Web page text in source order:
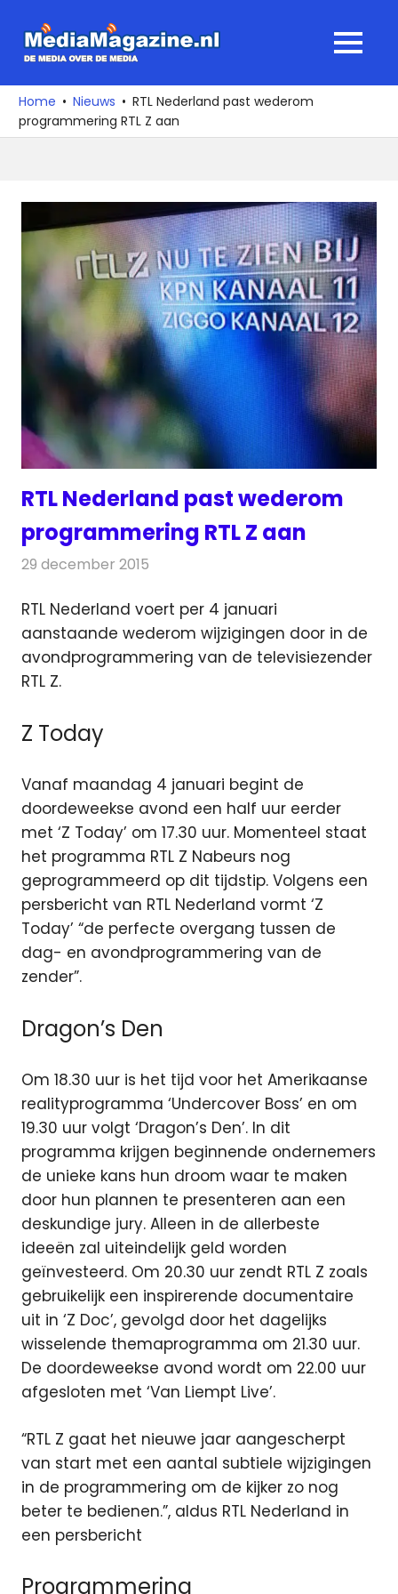
naar
media
over
de
MENU
Home Nieuws
RTL Nederland past wederom
programmering RTL Z aan
RTL Nederland past wederom
programmering RTL Z aan
29 december 2015
RTL Nederland voert per 4 januari
aanstaande wederom wijzigingen door in de
avondprogrammering van de televisiezender
RTL Z.
Z Today
Vanaf maandag 4 januari begint de
doordeweekse avond een half uur eerder
met ‘Z Today’ om 17.30 uur. Momenteel staat
het programma RTL Z Nabeurs nog
geprogrammeerd op dit tijdstip. Volgens een
persbericht van RTL Nederland vormt ‘Z
Today’ “de perfecte overgang tussen de
dag- en avondprogrammering van de
zender”.
Dragon’s Den
Om 18.30 uur is het tijd voor het Amerikaanse
realityprogramma ‘Undercover Boss’ en om
19.30 uur volgt ‘Dragon’s Den’. In dit
programma krijgen beginnende ondernemers
de unieke kans hun droom waar te maken
door hun plannen te presenteren aan een
deskundige jury. Alleen in de allerbeste
ideeën zal uiteindelijk geld worden
geïnvesteerd. Om 20.30 uur zendt RTL Z zoals
gebruikelijk een inspirerende documentaire
uit in ‘Z Doc’, gevolgd door het dagelijks
wisselende themaprogramma om 21.30 uur.
De doordeweekse avond wordt om 22.00 uur
afgesloten met ‘Van Liempt Live’.
“RTL Z gaat het nieuwe jaar aangescherpt
van start met een aantal subtiele wijzigingen
in de programmering om de kijker zo nog
beter te bedienen.”, aldus RTL Nederland in
een persbericht
Programmering